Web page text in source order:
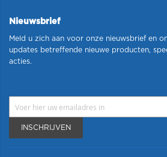
Nieuwsbrief
Meld u zich aan voor onze nieuwsbrief en
updates betreffende nieuwe producten,
acties.
INSCHRIJVEN